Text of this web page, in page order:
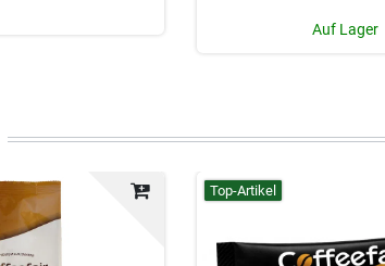
Auf Lager
Top-Artikel